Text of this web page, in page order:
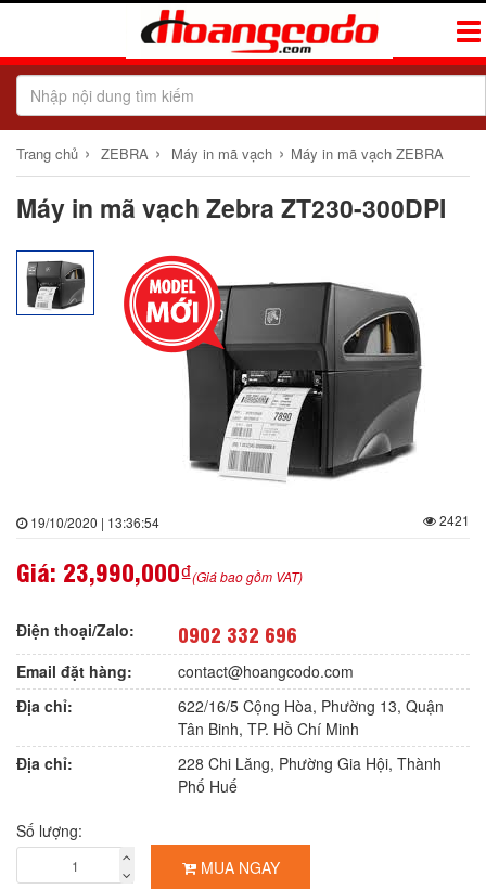
Trang chủ › ZEBRA › Máy in mã vạch › Máy in mã vạch ZEBRA
Máy in mã vạch Zebra ZT230-300DPI
19/10/2020 | 13:36:54 2421
Giá: 23,990,000₫(Giá bao gồm VAT)
Điện thoại/Zalo: 0902 332 696
Email đặt hàng:
contact@hoangcodo.com
Địa chỉ:
622/16/5 Cộng Hòa, Phường 13, Quận
Tân Binh, TP. Hồ Chí Minh
Địa chỉ:
228 Chi Lăng, Phường Gia Hội, Thành
Phố Huế
Số lượng:
MUA NGAY